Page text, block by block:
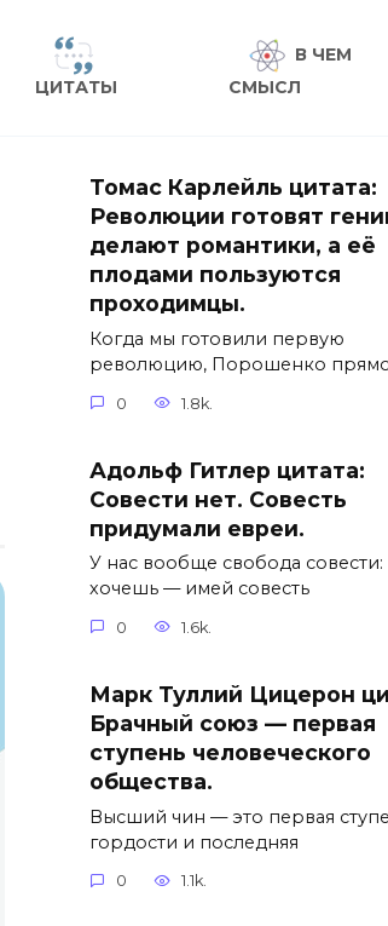
ЦИТАТЫ
В ЧЕМ
СМЫСЛ
Томас Карлейль цитата:
Революции готовят
делают романтики, а её
плодами пользуются
проходимцы.
Когда мы готовили первую
революцию, Порошенко
0 1.8k.
Адольф Гитлер цитата:
Совести нет. Совесть
придумали евреи.
У нас вообще свобода совести:
хочешь — имей совесть
0 1.6k.
Марк Туллий Цицерон
Брачный союз — первая
ступень человеческого
общества.
Высший чин — это первая
гордости и последняя
0 1.1k.